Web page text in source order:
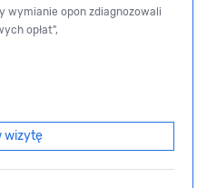
wymianie opon zdiagnozowali
opłat",
wizytę